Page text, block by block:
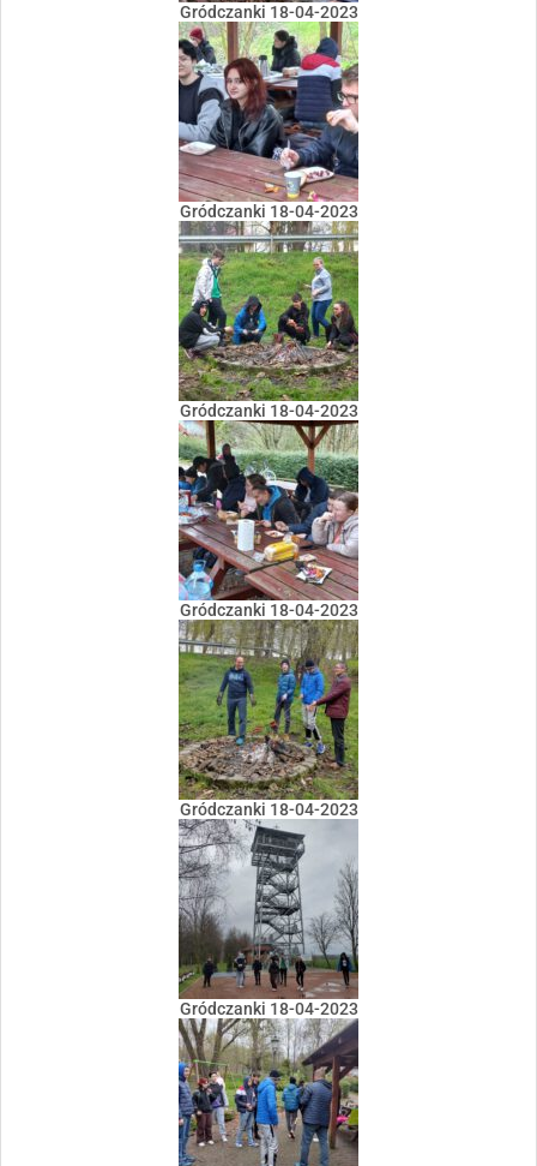
Gródczanki 18-04-2023
Gródczanki 18-04-2023
Gródczanki 18-04-2023
Gródczanki 18-04-2023
Gródczanki 18-04-2023
Gródczanki 18-04-2023